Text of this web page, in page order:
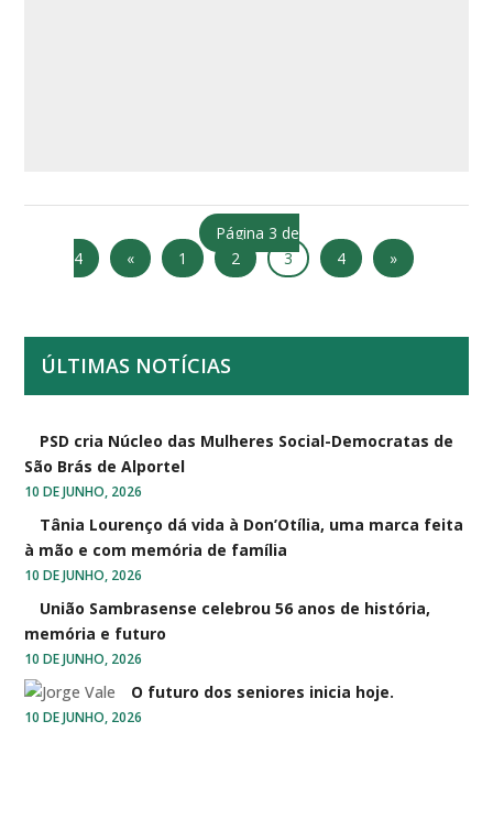
Página 3 de
4
« 1 2 3 4 »
ÚLTIMAS NOTÍCIAS
PSD cria Núcleo das Mulheres Social-Democratas de
São Brás de Alportel
10 DE JUNHO, 2026
Tânia Lourenço dá vida à Don’Otília, uma marca feita
à mão e com memória de família
10 DE JUNHO, 2026
União Sambrasense celebrou 56 anos de história,
memória e futuro
10 DE JUNHO, 2026
O futuro dos seniores inicia hoje.
10 DE JUNHO, 2026